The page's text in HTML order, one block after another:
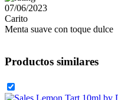
07/06/2023
Carito
Menta suave con toque dulce
Productos similares